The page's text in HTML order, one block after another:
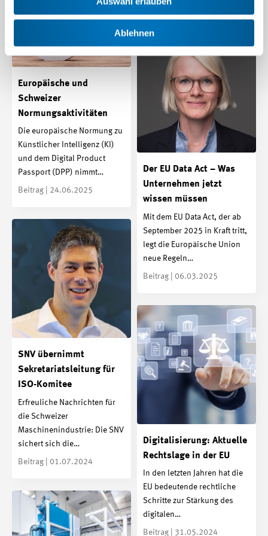
Ablehnen
Beitrag | 12.09.2025
Europäische und
Schweizer
Normungsaktivitäten
Die europäische Normung zu
Künstlicher Intelligenz (KI)
und dem Digital Product
Passport (DPP) nimmt…
Beitrag | 24.06.2025
Der EU Data Act – Was
Unternehmen jetzt
wissen müssen
Mit dem EU Data Act, der ab
September 2025 in Kraft tritt,
legt die Europäische Union
neue Regeln…
Beitrag | 06.03.2025
SNV übernimmt
Sekretariatsleitung für
ISO-Komitee
Erfreuliche Nachrichten für
die Schweizer
Maschinenindustrie: Die SNV
sichert sich die…
Beitrag | 01.07.2024
Digitalisierung: Aktuelle
Rechtslage in der EU
In den letzten Jahren hat die
EU bedeutende rechtliche
Schritte zur Stärkung des
digitalen…
Beitrag | 31.05.2024